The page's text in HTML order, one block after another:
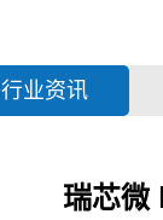
行业资讯
瑞芯微